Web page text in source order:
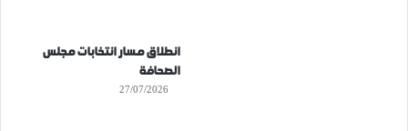
انطلاق مسار انتخابات مجلس
الصحافة
27/07/2026